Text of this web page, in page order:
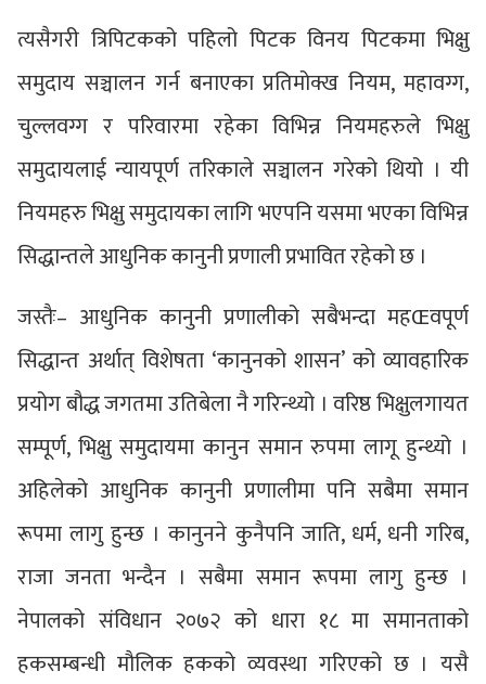
त्यसैगरी त्रिपिटकको पहिलो पिटक विनय पिटकमा भिक्षु
समुदाय सञ्चालन गर्न बनाएका प्रतिमोक्ख नियम, महावग्ग,
चुल्लवग्ग र परिवारमा रहेका विभिन्न नियमहरुले भिक्षु
समुदायलाई न्यायपूर्ण तरिकाले सञ्चालन गरेको थियो । यी
नियमहरु भिक्षु समुदायका लागि भएपनि यसमा भएका विभिन्न
सिद्धान्तले आधुनिक कानुनी प्रणाली प्रभावित रहेको छ ।
जस्तैः– आधुनिक कानुनी प्रणालीको सबैभन्दा महŒवपूर्ण
सिद्धान्त अर्थात् विशेषता ‘कानुनको शासन’ को व्यावहारिक
प्रयोग बौद्ध जगतमा उतिबेला नै गरिन्थ्यो । वरिष्ठ भिक्षुलगायत
सम्पूर्ण, भिक्षु समुदायमा कानुन समान रुपमा लागू हुन्थ्यो ।
अहिलेको आधुनिक कानुनी प्रणालीमा पनि सबैमा समान
रूपमा लागु हुन्छ । कानुनने कुनैपनि जाति, धर्म, धनी गरिब,
राजा जनता भन्दैन । सबैमा समान रूपमा लागु हुन्छ ।
नेपालको संविधान २०७२ को धारा १८ मा समानताको
हकसम्बन्धी मौलिक हकको व्यवस्था गरिएको छ । यसै